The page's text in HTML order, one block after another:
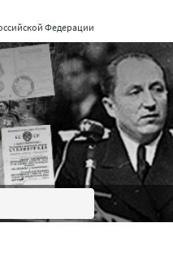
Федерации